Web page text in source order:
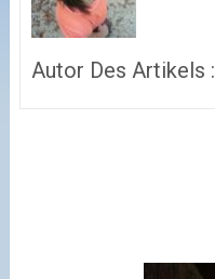
Autor Des Artikels :